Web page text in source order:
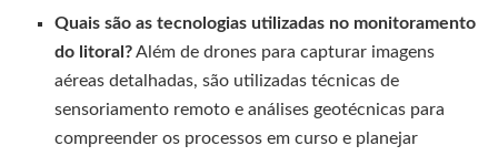
Quais são as tecnologias utilizadas no monitoramento
do litoral?Além de drones para capturar imagens
aéreas detalhadas, são utilizadas técnicas de
sensoriamento remoto e análises geotécnicas para
compreender os processos em curso e planejar